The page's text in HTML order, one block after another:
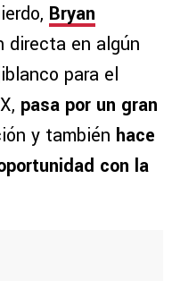
Bryan
directa en algún
para el
pasa por un gran
y también hace
con la